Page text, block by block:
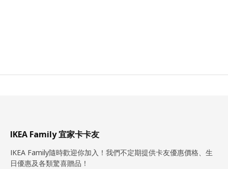
IKEA Family 宜家卡卡友
IKEA Family隨時歡迎你加入！我們不定期提供卡友優惠價格、生
日優惠及各類驚喜贈品！